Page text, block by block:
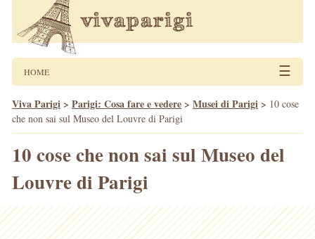
HOME ☰
Viva Parigi > Parigi: Cosa fare e vedere > Musei di Parigi > 10 cose
che non sai sul Museo del Louvre di Parigi
10 cose che non sai sul Museo del
Louvre di Parigi